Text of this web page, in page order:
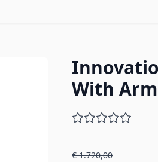
412
With
€ 1.720,00